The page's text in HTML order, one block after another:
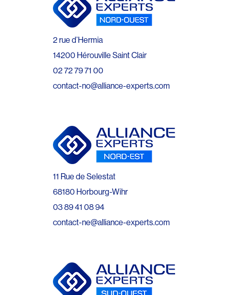
2 rue d’Hermia
14200 Hérouville Saint Clair
02 72 79 71 00
contact-no@alliance-experts.com
11 Rue de Selestat
68180 Horbourg-Wihr
03 89 41 08 94
contact-ne@alliance-experts.com